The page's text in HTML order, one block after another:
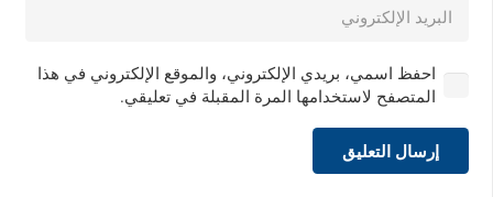
احفظ اسمي، بريدي الإلكتروني، والموقع الإلكتروني في هذا
المتصفح لاستخدامها المرة المقبلة في تعليقي.
إرسال التعليق